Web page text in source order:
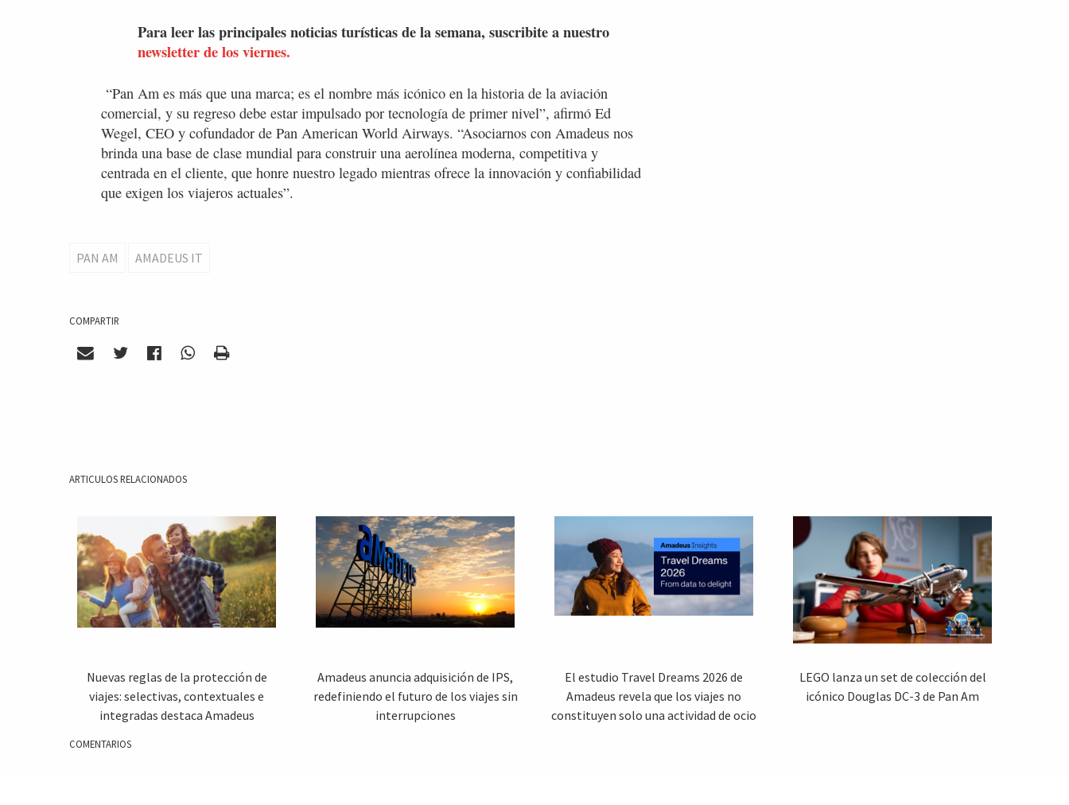
Para leer las principales noticias turísticas de la semana, suscribite a nuestro
newsletter de los viernes.
“Pan Am es más que una marca; es el nombre más icónico en la historia de la aviación
comercial, y su regreso debe estar impulsado por tecnología de primer nivel”, afirmó Ed
Wegel, CEO y cofundador de Pan American World Airways. “Asociarnos con Amadeus nos
brinda una base de clase mundial para construir una aerolínea moderna, competitiva y
centrada en el cliente, que honre nuestro legado mientras ofrece la innovación y confiabilidad
que exigen los viajeros actuales”.
PAN AM AMADEUS IT
COMPARTIR
ARTICULOS RELACIONADOS
Nuevas reglas de la protección de
viajes: selectivas, contextuales e
integradas destaca Amadeus
Amadeus anuncia adquisición de IPS,
redefiniendo el futuro de los viajes sin
interrupciones
El estudio Travel Dreams 2026 de
Amadeus revela que los viajes no
constituyen solo una actividad de ocio
LEGO lanza un set de colección del
icónico Douglas DC-3 de Pan Am
COMENTARIOS